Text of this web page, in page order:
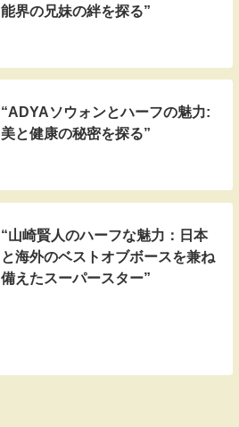
能界の兄妹の絆を探る”
“ADYAソウォンとハーフの魅力:
美と健康の秘密を探る”
“山崎賢人のハーフな魅力：日本
と海外のベストオブボースを兼ね
備えたスーパースター”